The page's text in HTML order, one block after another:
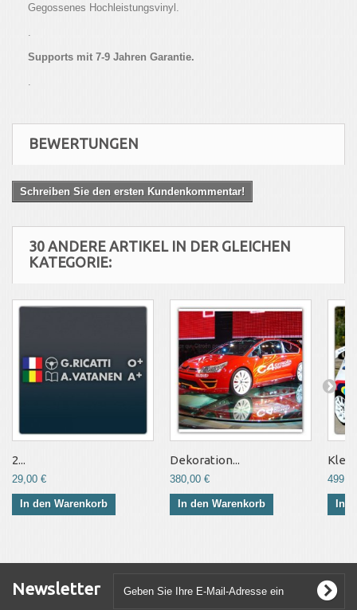
Gegossenes Hochleistungsvinyl.
Supports mit 7-9 Jahren Garantie.
BEWERTUNGEN
Schreiben Sie den ersten Kundenkommentar!
30 ANDERE ARTIKEL IN DER GLEICHEN
KATEGORIE:
2...
29,00 €
In den Warenkorb
Dekoration...
380,00 €
In den Warenkorb In
Newsletter